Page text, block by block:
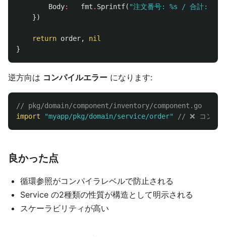
Body: fmt . Sprintf( "注文番号: %s / 合計:
})
return order,
nil
}
逆方向は コンパイルエラー になります:
// pkg/domain/component/inventory/component.go
import
"myapp/pkg/domain/service/order" // ❌ コンパ
良かった点
循環参照がコンパイラレベルで防止される
Service の2種類の性質が構造として明示される
スケーラビリティが高い